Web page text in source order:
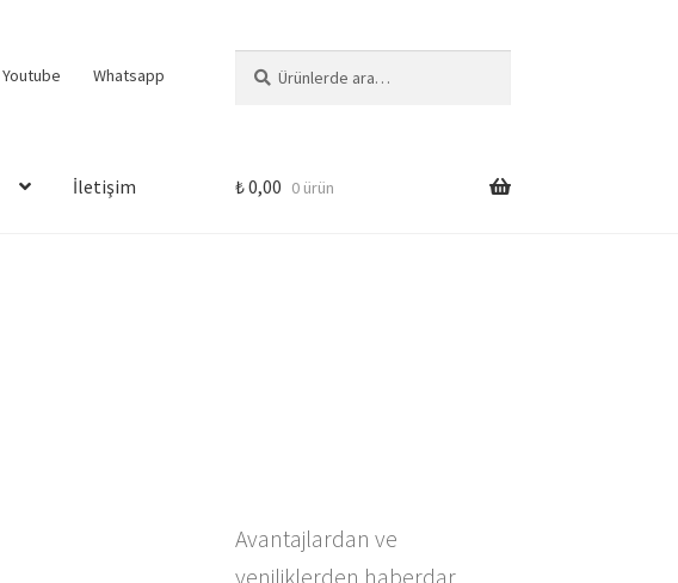
Youtube Whatsapp
İletişim ₺0,00 0 ürün
Avantajlardan ve
yeniliklerden haberdar